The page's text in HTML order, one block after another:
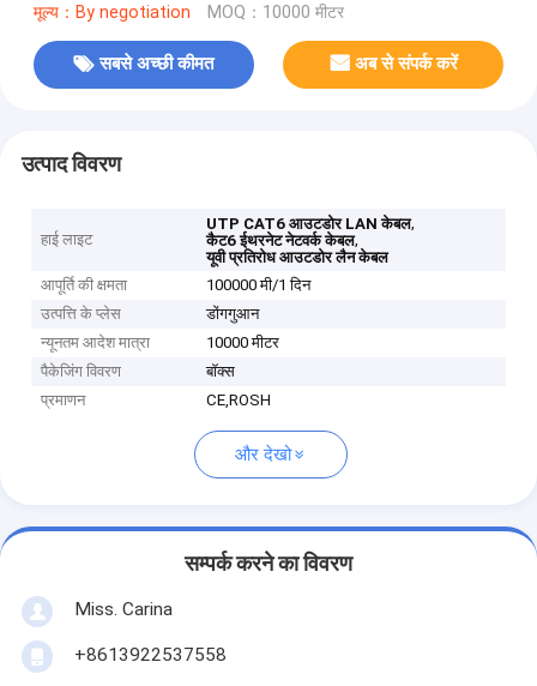
मूल्य：By negotiation MOQ：10000 मीटर
सबसे अच्छी कीमत अब से संपर्क करें
उत्पाद विवरण
हाई लाइट
UTP CAT6 आउटडोर LAN केबल,
कैट6 ईथरनेट नेटवर्क केबल,
यूवी प्रतिरोध आउटडोर लैन केबल
आपूर्ति की क्षमता
100000 मी/1 दिन
उत्पत्ति के प्लेस
डोंगगुआन
न्यूनतम आदेश मात्रा
10000 मीटर
पैकेजिंग विवरण
बॉक्स
प्रमाणन
CE,ROSH
और देखो
सम्पर्क करने का विवरण
Miss. Carina
+8613922537558